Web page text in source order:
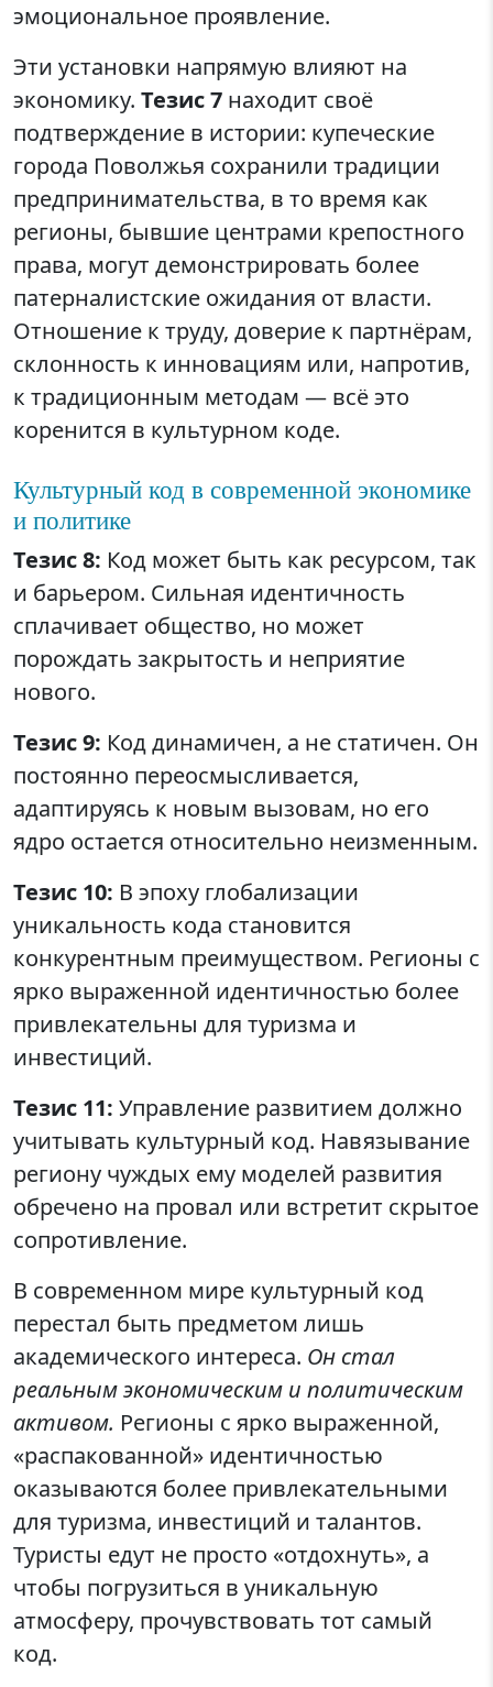
эмоциональное проявление.
Эти установки напрямую влияют на
экономику. Тезис 7 находит своё
подтверждение в истории: купеческие
города Поволжья сохранили традиции
предпринимательства, в то время как
регионы, бывшие центрами крепостного
права, могут демонстрировать более
патерналистские ожидания от власти.
Отношение к труду, доверие к партнёрам,
склонность к инновациям или, напротив,
к традиционным методам — всё это
коренится в культурном коде.
Культурный код в современной экономике
и политике
Тезис 8: Код может быть как ресурсом, так
и барьером. Сильная идентичность
сплачивает общество, но может
порождать закрытость и неприятие
нового.
Тезис 9: Код динамичен, а не статичен. Он
постоянно переосмысливается,
адаптируясь к новым вызовам, но его
ядро остается относительно неизменным.
Тезис 10: В эпоху глобализации
уникальность кода становится
конкурентным преимуществом. Регионы с
ярко выраженной идентичностью более
привлекательны для туризма и
инвестиций.
Тезис 11: Управление развитием должно
учитывать культурный код. Навязывание
региону чуждых ему моделей развития
обречено на провал или встретит скрытое
сопротивление.
В современном мире культурный код
перестал быть предметом лишь
академического интереса. Он стал
реальным экономическим и политическим
активом. Регионы с ярко выраженной,
«распакованной» идентичностью
оказываются более привлекательными
для туризма, инвестиций и талантов.
Туристы едут не просто «отдохнуть», а
чтобы погрузиться в уникальную
атмосферу, прочувствовать тот самый
код.